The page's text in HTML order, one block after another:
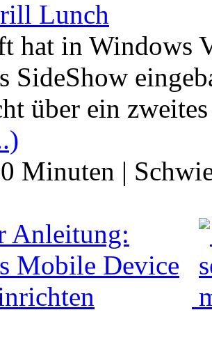
Lunch
hat in Windows
SideShow
über ein
Minuten |